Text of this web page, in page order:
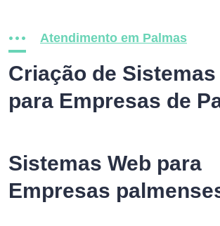
Atendimento em Palmas
Criação de Sistemas
para Empresas de
Sistemas Web para
Empresas